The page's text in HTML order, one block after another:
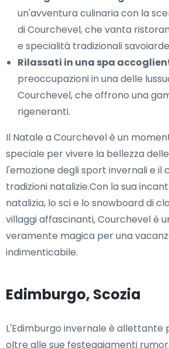
un'avventura culinaria con la
di Courchevel, che vanta
e specialità tradizionali
Rilassati in una spa
preoccupazioni in una delle
Courchevel, che offrono una
rigeneranti.
Il Natale a Courchevel è un
speciale per vivere la bellezza
l'emozione degli sport invernali e il
tradizioni natalizie.Con la sua
natalizia, lo sci e lo snowboard di
villaggi affascinanti, Courchevel è
veramente magica per una
indimenticabile.
Edimburgo, Scozia
L'Edimburgo invernale è allettante
oltre alle sue festeggiamenti